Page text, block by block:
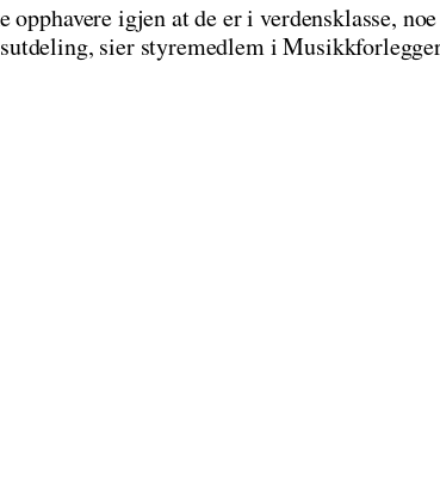
opphavere igjen at de er i verdensklasse,
sier styremedlem i